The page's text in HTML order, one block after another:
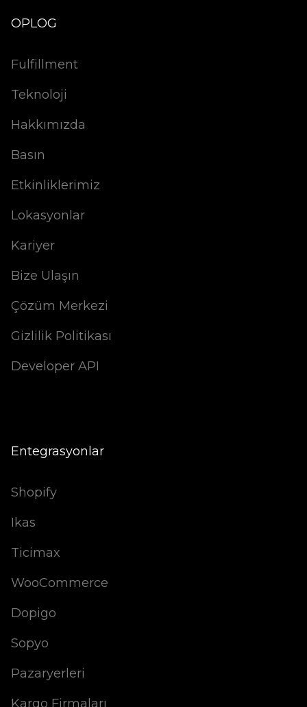
OPLOG
Fulfillment
Teknoloji
Hakkımızda
Basın
Etkinliklerimiz
Lokasyonlar
Kariyer
Bize Ulaşın
Çözüm Merkezi
Gizlilik Politikası
Developer API
Entegrasyonlar
Shopify
Ikas
Ticimax
WooCommerce
Dopigo
Sopyo
Pazaryerleri
Kargo Firmaları